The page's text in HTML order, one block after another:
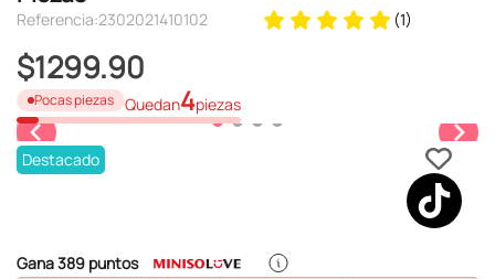
Referencia:2302021410102 (1)
$1299.90
Pocas piezas Quedan4piezas
Destacado
Gana389 puntos
4.
osito cariñosito
5.
blind box
6.
pokemon
7.
8.
bts